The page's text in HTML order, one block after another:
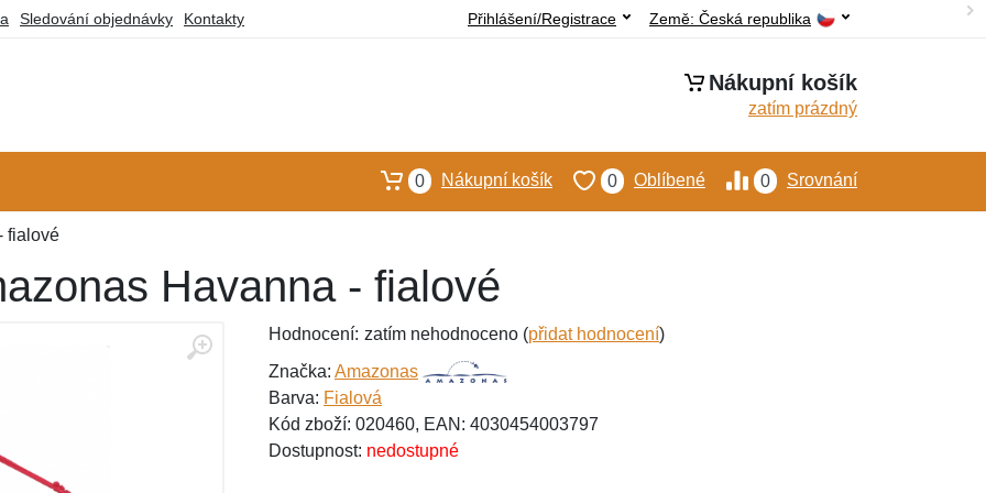
Sledování objednávky Kontakty Země: Česká republika
Přihlášení/Registrace
Nákupní košík
zatím prázdný
0 Srovnání
0 Oblíbené
0 Nákupní košík
fialové
Havanna - fialové
Hodnocení: zatím nehodnoceno (přidat hodnocení)
Značka: Amazonas
Barva: Fialová
Kód zboží: 020460, EAN: 4030454003797
Dostupnost: nedostupné